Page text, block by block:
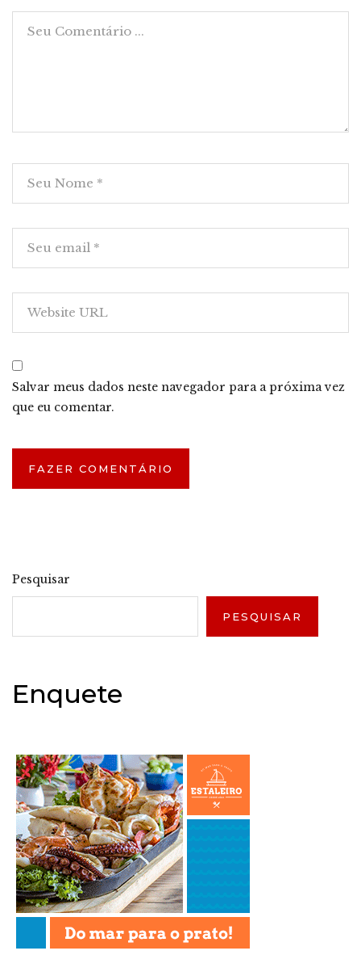
Salvar meus dados neste navegador para a próxima vez
que eu comentar.
Pesquisar
PESQUISAR
Enquete